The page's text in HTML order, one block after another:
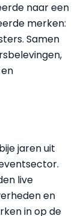
naar een
merken:
Samen
jaren uit
live
en
in op de